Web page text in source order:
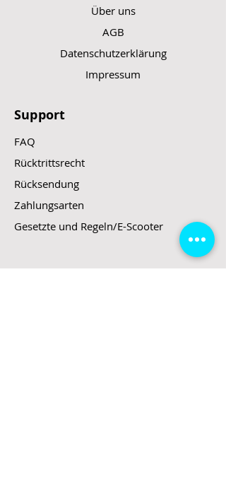
Über uns
AGB
Datenschutzerklärung
Impressum
Support
FAQ
Rücktrittsrecht
Rücksendung
Zahlungsarten
Gesetzte und Regeln/E-Scooter
Shop